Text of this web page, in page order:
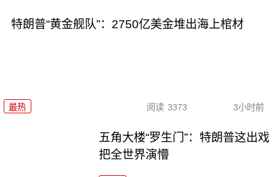
特朗普“黄金舰队”：2750亿美金堆出海上棺材
最热 阅读 3373 3小时前
五角大楼“罗生门”：特朗普这出戏
把全世界演懵